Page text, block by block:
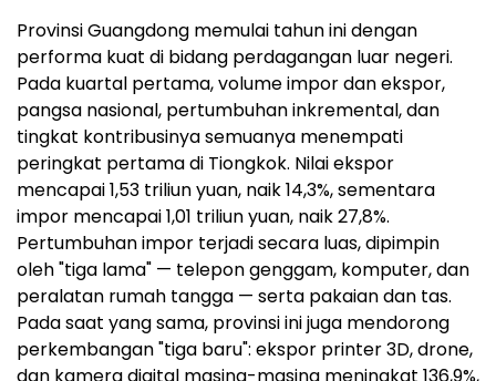
Provinsi Guangdong memulai tahun ini dengan
performa kuat di bidang perdagangan luar negeri.
Pada kuartal pertama, volume impor dan ekspor,
pangsa nasional, pertumbuhan inkremental, dan
tingkat kontribusinya semuanya menempati
peringkat pertama di Tiongkok. Nilai ekspor
mencapai 1,53 triliun yuan, naik 14,3%, sementara
impor mencapai 1,01 triliun yuan, naik 27,8%.
Pertumbuhan impor terjadi secara luas, dipimpin
oleh "tiga lama" — telepon genggam, komputer, dan
peralatan rumah tangga — serta pakaian dan tas.
Pada saat yang sama, provinsi ini juga mendorong
perkembangan "tiga baru": ekspor printer 3D, drone,
dan kamera digital masing-masing meningkat 136,9%,